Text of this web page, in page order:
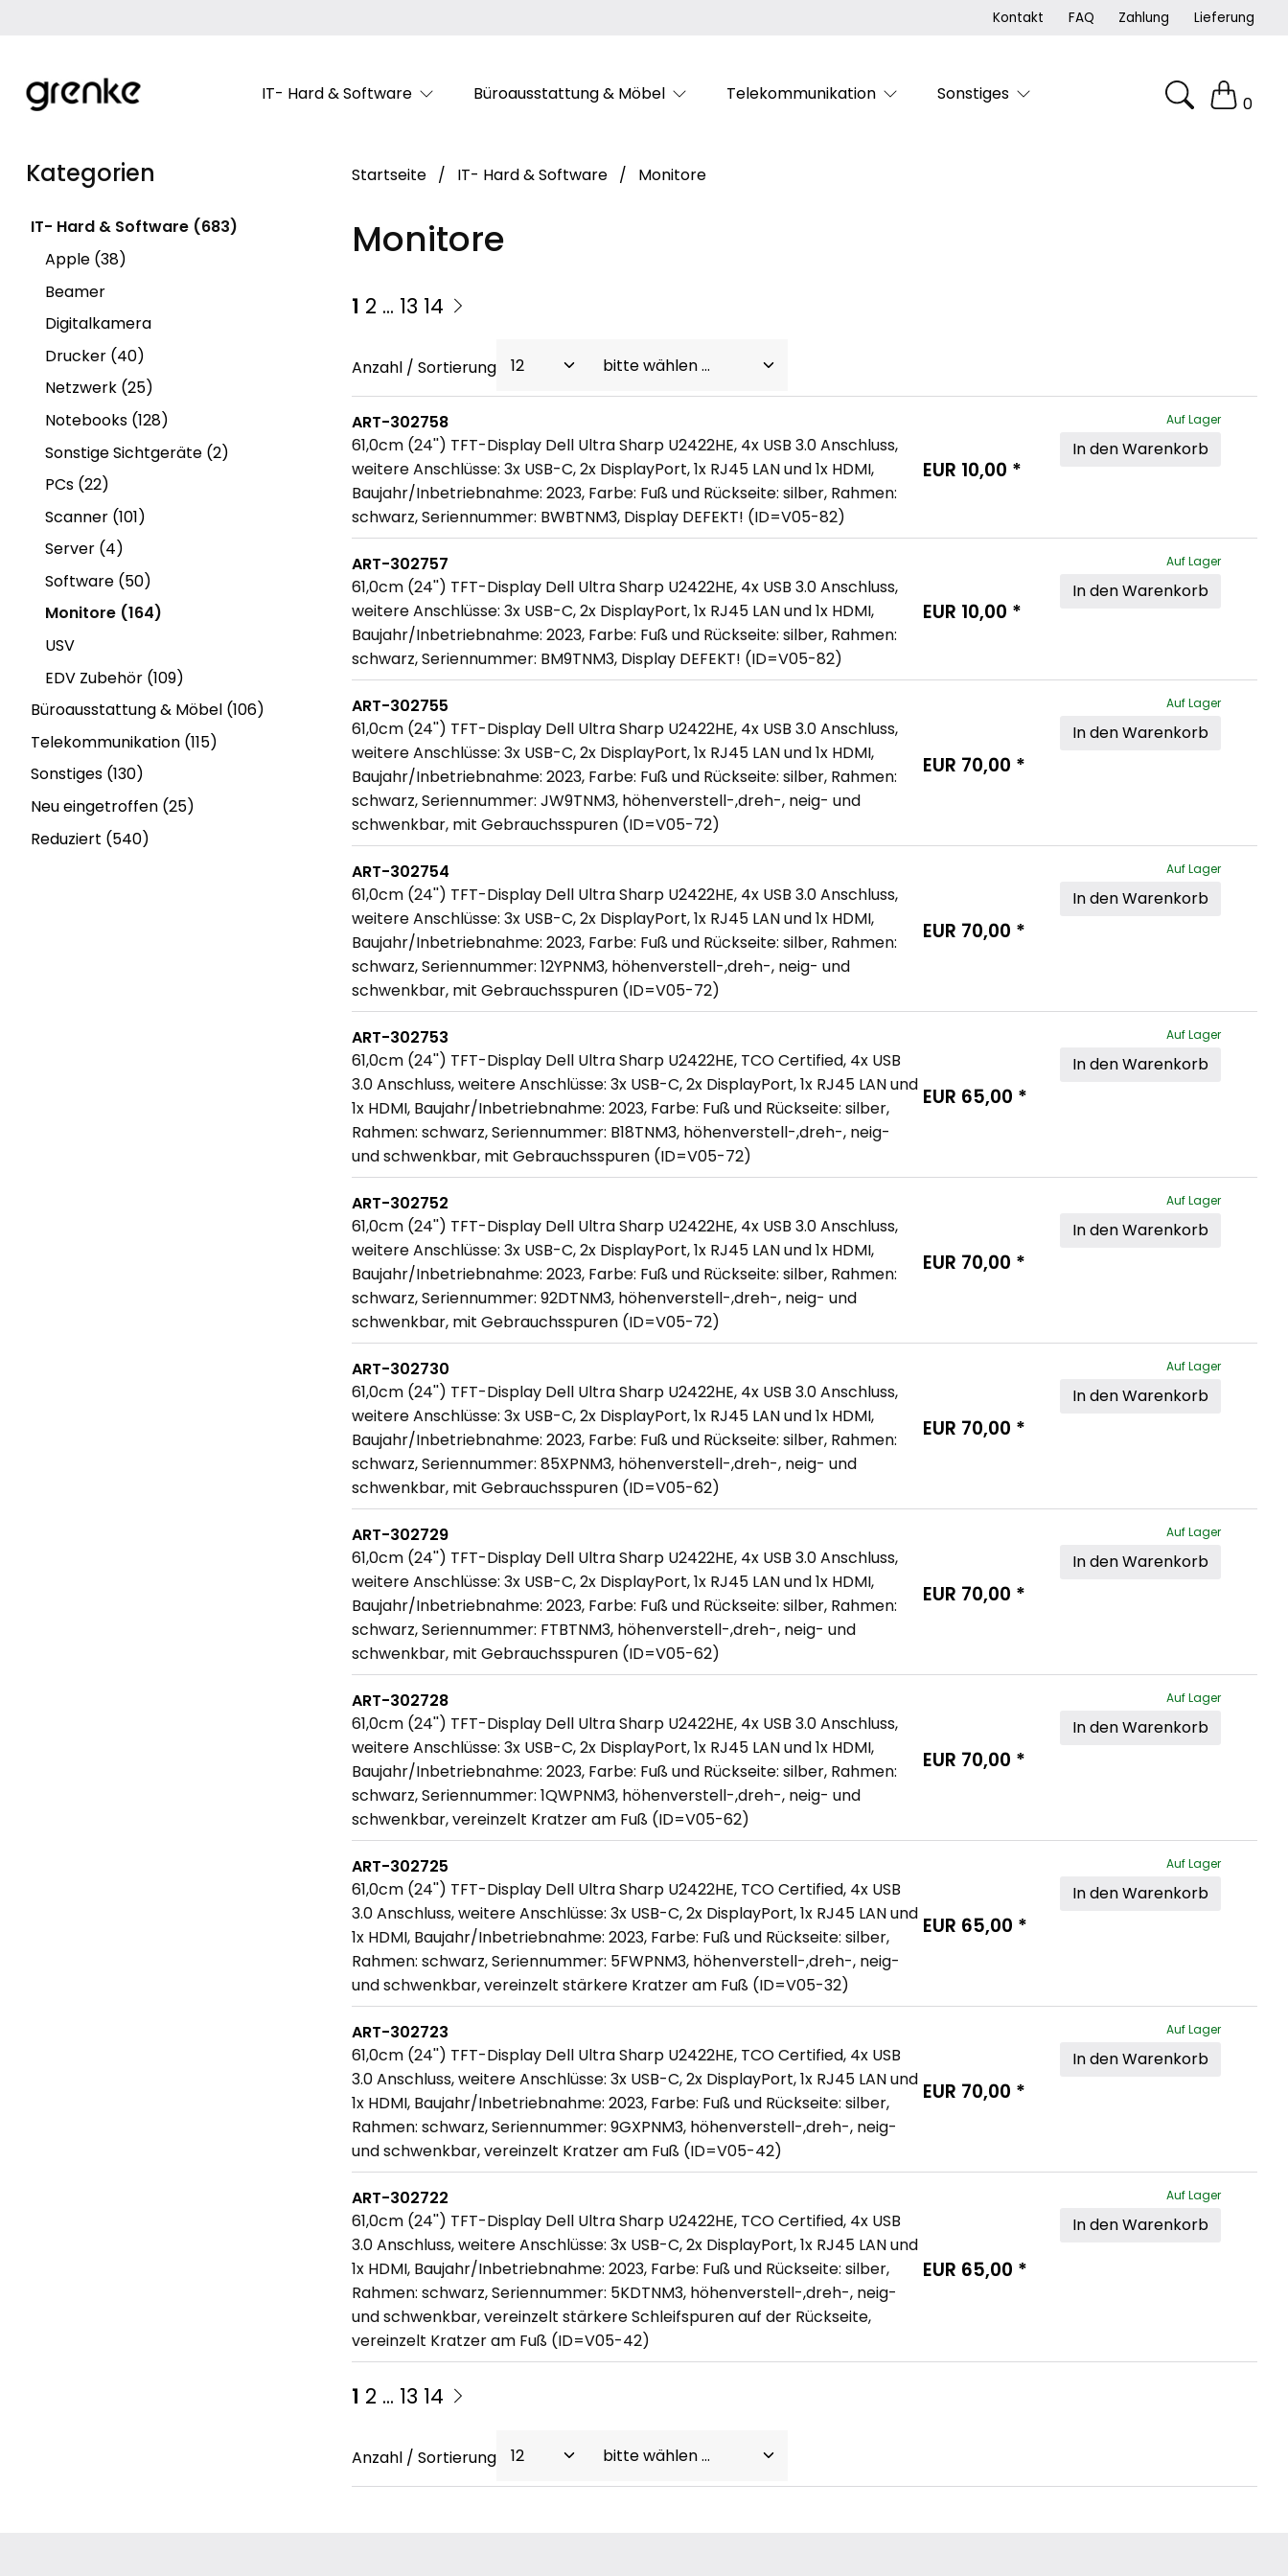
Kontakt FAQ Zahlung Lieferung
IT- Hard & Software Büroausstattung & Möbel Telekommunikation Sonstiges 0
Startseite / IT- Hard & Software / Monitore
Monitore
1 2 ... 13 14
Anzahl / Sortierung
ART-302758
61,0cm (24'') TFT-Display Dell Ultra Sharp U2422HE, 4x USB 3.0 Anschluss,
weitere Anschlüsse: 3x USB-C, 2x DisplayPort, 1x RJ45 LAN und 1x HDMI,
Baujahr/Inbetriebnahme: 2023, Farbe: Fuß und Rückseite: silber, Rahmen:
schwarz, Seriennummer: BWBTNM3, Display DEFEKT! (ID=V05-82)
EUR 10,00 *
Auf Lager
In den Warenkorb
ART-302757
61,0cm (24'') TFT-Display Dell Ultra Sharp U2422HE, 4x USB 3.0 Anschluss,
weitere Anschlüsse: 3x USB-C, 2x DisplayPort, 1x RJ45 LAN und 1x HDMI,
Baujahr/Inbetriebnahme: 2023, Farbe: Fuß und Rückseite: silber, Rahmen:
schwarz, Seriennummer: BM9TNM3, Display DEFEKT! (ID=V05-82)
EUR 10,00 *
Auf Lager
In den Warenkorb
ART-302755
61,0cm (24'') TFT-Display Dell Ultra Sharp U2422HE, 4x USB 3.0 Anschluss,
weitere Anschlüsse: 3x USB-C, 2x DisplayPort, 1x RJ45 LAN und 1x HDMI,
Baujahr/Inbetriebnahme: 2023, Farbe: Fuß und Rückseite: silber, Rahmen:
schwarz, Seriennummer: JW9TNM3, höhenverstell-,dreh-, neig- und
schwenkbar, mit Gebrauchsspuren (ID=V05-72)
EUR 70,00 *
Auf Lager
In den Warenkorb
ART-302754
61,0cm (24'') TFT-Display Dell Ultra Sharp U2422HE, 4x USB 3.0 Anschluss,
weitere Anschlüsse: 3x USB-C, 2x DisplayPort, 1x RJ45 LAN und 1x HDMI,
Baujahr/Inbetriebnahme: 2023, Farbe: Fuß und Rückseite: silber, Rahmen:
schwarz, Seriennummer: 12YPNM3, höhenverstell-,dreh-, neig- und
schwenkbar, mit Gebrauchsspuren (ID=V05-72)
EUR 70,00 *
Auf Lager
In den Warenkorb
ART-302753
61,0cm (24'') TFT-Display Dell Ultra Sharp U2422HE, TCO Certified, 4x USB
3.0 Anschluss, weitere Anschlüsse: 3x USB-C, 2x DisplayPort, 1x RJ45 LAN und
1x HDMI, Baujahr/Inbetriebnahme: 2023, Farbe: Fuß und Rückseite: silber,
Rahmen: schwarz, Seriennummer: B18TNM3, höhenverstell-,dreh-, neig-
und schwenkbar, mit Gebrauchsspuren (ID=V05-72)
EUR 65,00 *
Auf Lager
In den Warenkorb
ART-302752
61,0cm (24'') TFT-Display Dell Ultra Sharp U2422HE, 4x USB 3.0 Anschluss,
weitere Anschlüsse: 3x USB-C, 2x DisplayPort, 1x RJ45 LAN und 1x HDMI,
Baujahr/Inbetriebnahme: 2023, Farbe: Fuß und Rückseite: silber, Rahmen:
schwarz, Seriennummer: 92DTNM3, höhenverstell-,dreh-, neig- und
schwenkbar, mit Gebrauchsspuren (ID=V05-72)
EUR 70,00 *
Auf Lager
In den Warenkorb
ART-302730
61,0cm (24'') TFT-Display Dell Ultra Sharp U2422HE, 4x USB 3.0 Anschluss,
weitere Anschlüsse: 3x USB-C, 2x DisplayPort, 1x RJ45 LAN und 1x HDMI,
Baujahr/Inbetriebnahme: 2023, Farbe: Fuß und Rückseite: silber, Rahmen:
schwarz, Seriennummer: 85XPNM3, höhenverstell-,dreh-, neig- und
schwenkbar, mit Gebrauchsspuren (ID=V05-62)
EUR 70,00 *
Auf Lager
In den Warenkorb
ART-302729
61,0cm (24'') TFT-Display Dell Ultra Sharp U2422HE, 4x USB 3.0 Anschluss,
weitere Anschlüsse: 3x USB-C, 2x DisplayPort, 1x RJ45 LAN und 1x HDMI,
Baujahr/Inbetriebnahme: 2023, Farbe: Fuß und Rückseite: silber, Rahmen:
schwarz, Seriennummer: FTBTNM3, höhenverstell-,dreh-, neig- und
schwenkbar, mit Gebrauchsspuren (ID=V05-62)
EUR 70,00 *
Auf Lager
In den Warenkorb
ART-302728
61,0cm (24'') TFT-Display Dell Ultra Sharp U2422HE, 4x USB 3.0 Anschluss,
weitere Anschlüsse: 3x USB-C, 2x DisplayPort, 1x RJ45 LAN und 1x HDMI,
Baujahr/Inbetriebnahme: 2023, Farbe: Fuß und Rückseite: silber, Rahmen:
schwarz, Seriennummer: 1QWPNM3, höhenverstell-,dreh-, neig- und
schwenkbar, vereinzelt Kratzer am Fuß (ID=V05-62)
EUR 70,00 *
Auf Lager
In den Warenkorb
ART-302725
61,0cm (24'') TFT-Display Dell Ultra Sharp U2422HE, TCO Certified, 4x USB
3.0 Anschluss, weitere Anschlüsse: 3x USB-C, 2x DisplayPort, 1x RJ45 LAN und
1x HDMI, Baujahr/Inbetriebnahme: 2023, Farbe: Fuß und Rückseite: silber,
Rahmen: schwarz, Seriennummer: 5FWPNM3, höhenverstell-,dreh-, neig-
und schwenkbar, vereinzelt stärkere Kratzer am Fuß (ID=V05-32)
EUR 65,00 *
Auf Lager
In den Warenkorb
ART-302723
61,0cm (24'') TFT-Display Dell Ultra Sharp U2422HE, TCO Certified, 4x USB
3.0 Anschluss, weitere Anschlüsse: 3x USB-C, 2x DisplayPort, 1x RJ45 LAN und
1x HDMI, Baujahr/Inbetriebnahme: 2023, Farbe: Fuß und Rückseite: silber,
Rahmen: schwarz, Seriennummer: 9GXPNM3, höhenverstell-,dreh-, neig-
und schwenkbar, vereinzelt Kratzer am Fuß (ID=V05-42)
EUR 70,00 *
Auf Lager
In den Warenkorb
ART-302722
61,0cm (24'') TFT-Display Dell Ultra Sharp U2422HE, TCO Certified, 4x USB
3.0 Anschluss, weitere Anschlüsse: 3x USB-C, 2x DisplayPort, 1x RJ45 LAN und
1x HDMI, Baujahr/Inbetriebnahme: 2023, Farbe: Fuß und Rückseite: silber,
Rahmen: schwarz, Seriennummer: 5KDTNM3, höhenverstell-,dreh-, neig-
und schwenkbar, vereinzelt stärkere Schleifspuren auf der Rückseite,
vereinzelt Kratzer am Fuß (ID=V05-42)
EUR 65,00 *
Auf Lager
In den Warenkorb
1 2 ... 13 14
Anzahl / Sortierung
Kategorien
IT- Hard & Software (683)
Apple (38)
Beamer
Digitalkamera
Drucker (40)
Netzwerk (25)
Notebooks (128)
Sonstige Sichtgeräte (2)
PCs (22)
Scanner (101)
Server (4)
Software (50)
Monitore (164)
USV
EDV Zubehör (109)
Büroausstattung & Möbel (106)
Telekommunikation (115)
Sonstiges (130)
Neu eingetroffen (25)
Reduziert (540)